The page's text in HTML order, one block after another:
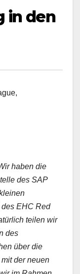
in den
,
haben die
des SAP
EHC Red
teilen wir
des
über die
der neuen